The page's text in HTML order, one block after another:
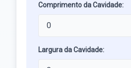
Comprimento da Cavidade:
Largura da Cavidade: